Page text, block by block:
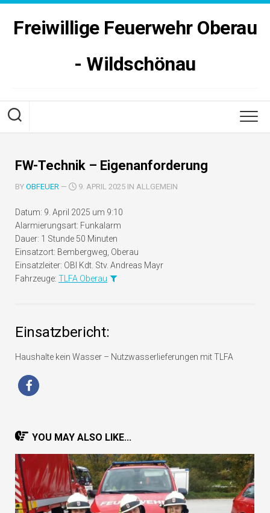
Skip
contentFreiwillige Feuerwehr Oberau
- Wildschönau
FW-Technik – Eigenanforderung
BY OBFEUER — 9. APRIL 2025 IN ALLGEMEIN
Datum: 9. April 2025 um 9:10
Alarmierungsart: Funkalarm
Dauer: 1 Stunde 50 Minuten
Einsatzort: Bembergweg, Oberau
Einsatzleiter: OBI Kdt. Stv. Andreas Mayr
Fahrzeuge: TLFA Oberau
Einsatzbericht:
Haushalte kein Wasser – Nutzwasserlieferungen mit TLFA
YOU MAY ALSO LIKE...